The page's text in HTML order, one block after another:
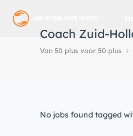
Coach Zuid-
Van 50 plus voor 50 plus
No jobs found tagged